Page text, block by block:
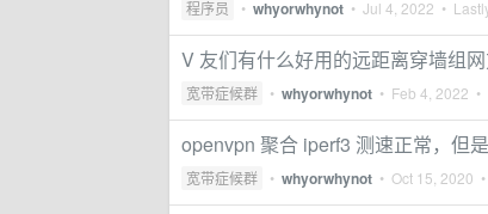
程序员 • whyorwhynot • Jul 4, 2022 •
V 友们有什么好用的远距离穿墙组网
宽带症候群 • whyorwhynot • Feb 4, 2022
openvpn 聚合 iperf3 测速正常，但
宽带症候群 • whyorwhynot • Oct 15, 2020